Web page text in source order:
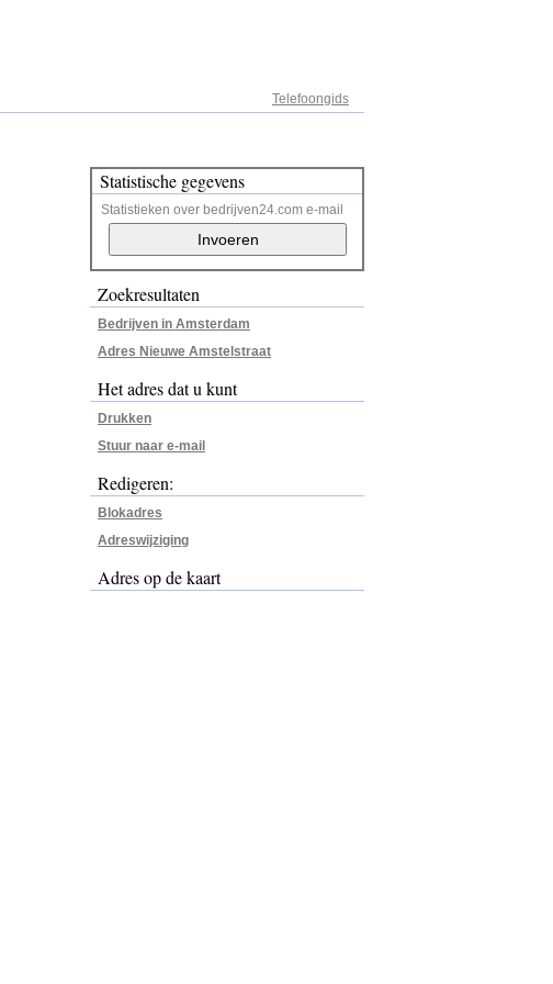
Telefoongids
Statistische gegevens
Statistieken over bedrijven24.com e-mail
Zoekresultaten
Bedrijven in Amsterdam
Adres Nieuwe Amstelstraat
Het adres dat u kunt
Drukken
Stuur naar e-mail
Redigeren:
Blokadres
Adreswijziging
Adres op de kaart